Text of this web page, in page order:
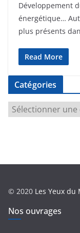
Développement
énergétique…
plus présents
Read More
Catégories
e
© 2020 Les Yeux du
Nos ouvrages